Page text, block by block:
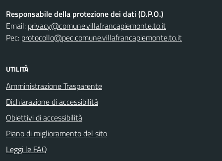
Responsabile della protezione dei dati (D.P.O.)
Email: privacy@comune.villafrancapiemonte.to.it
Pec: protocollo@pec.comune.villafrancapiemonte.to.it
UTILITÀ
Amministrazione Trasparente
Dichiarazione di accessibilità
Obiettivi di accessibilità
Piano di miglioramento del sito
Leggi le FAQ